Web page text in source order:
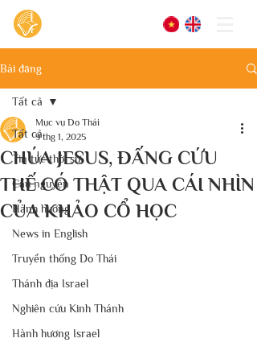
Bài đăng
Tất cả
Tin tức thời sự
Cầu nguyện
Hành hương
News in English
Truyền thống Do Thái
Thánh địa Israel
Nghiên cứu Kinh Thánh
Hành hương Israel
Tất cả
CHÚA JESUS, ĐẤNG CỨU
THẾ CÓ THẬT QUA CÁI NHÌN
CỦA KHẢO CỔ HỌC
Mục vụ Do Thái
9 thg 1, 2025